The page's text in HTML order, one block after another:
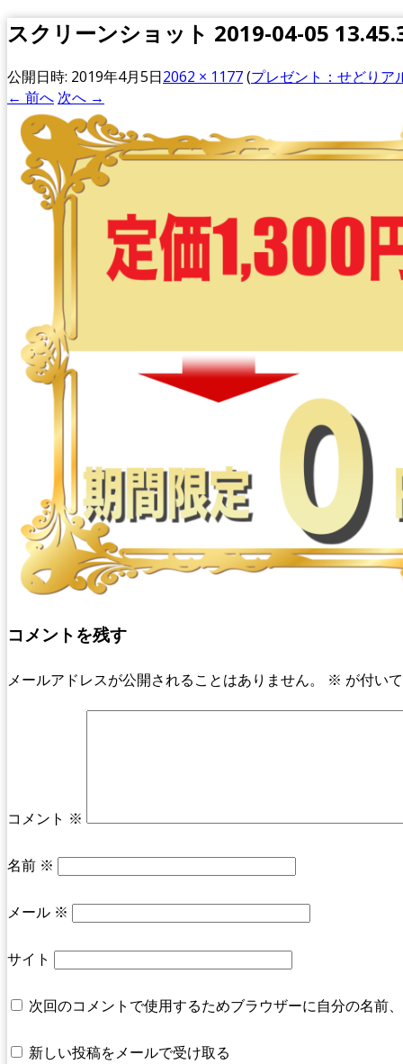
スクリーンショット 2019-04-05
公開日時: 2019年4月5日2062 × 1177(プレゼント：せどりア
← 前へ 次へ →
コメントを残す
メールアドレスが公開されることはありません。 ※ が付い
コメント ※
名前 ※
メール ※
サイト
次回のコメントで使用するためブラウザーに自分の名前
新しい投稿をメールで受け取る